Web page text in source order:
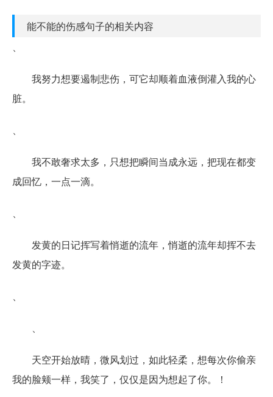
能不能的伤感句子的相关内容
、
我努力想要遏制悲伤，可它却顺着血液倒灌入我的心
脏。
、
我不敢奢求太多，只想把瞬间当成永远，把现在都变
成回忆，一点一滴。
、
发黄的日记挥写着悄逝的流年，悄逝的流年却挥不去
发黄的字迹。
、
、
天空开始放晴，微风划过，如此轻柔，想每次你偷亲
我的脸颊一样，我笑了，仅仅是因为想起了你。！